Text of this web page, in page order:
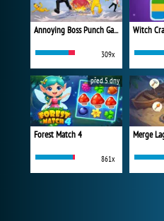
Annoying Boss Punch Game
309x
Witch
Forest Match 4
861x
před 5 dny
Merge